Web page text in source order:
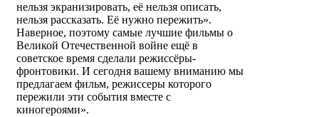
нельзя экранизировать, её нельзя описать,
нельзя рассказать. Её нужно пережить».
Наверное, поэтому самые лучшие фильмы о
Великой Отечественной войне ещё в
советское время сделали режиссёры-
фронтовики. И сегодня вашему вниманию мы
предлагаем фильм, режиссеры которого
пережили эти события вместе с
киногероями».